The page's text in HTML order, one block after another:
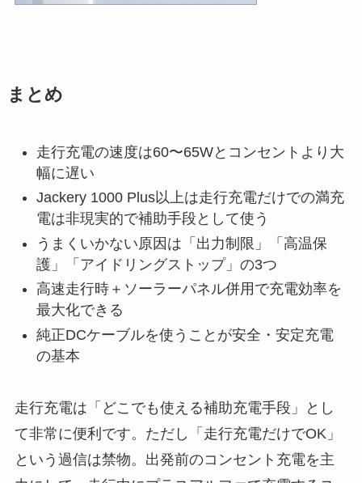
まとめ
走行充電の速度は60〜65Wとコンセントより大
幅に遅い
Jackery 1000 Plus以上は走行充電だけでの満充
電は非現実的で補助手段として使う
うまくいかない原因は「出力制限」「高温保
護」「アイドリングストップ」の3つ
高速走行時＋ソーラーパネル併用で充電効率を
最大化できる
純正DCケーブルを使うことが安全・安定充電
の基本
走行充電は「どこでも使える補助充電手段」とし
て非常に便利です。ただし「走行充電だけでOK」
という過信は禁物。出発前のコンセント充電を主